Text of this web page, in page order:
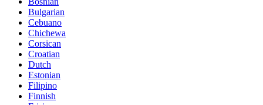
Bulgarian
Cebuano
Chichewa
Corsican
Croatian
Dutch
Estonian
Filipino
Finnish